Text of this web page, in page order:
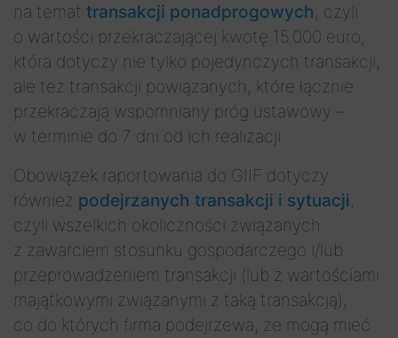
na temat transakcji ponadprogowych, czyli
o wartości przekraczającej kwotę 15.000 euro,
która dotyczy nie tylko pojedynczych transakcji,
ale też transakcji powiązanych, które łącznie
przekraczają wspomniany próg ustawowy –
w terminie do 7 dni od ich realizacji.
Obowiązek raportowania do GIIF dotyczy
również podejrzanych transakcji i sytuacji,
czyli wszelkich okoliczności związanych
z zawarciem stosunku gospodarczego i/lub
przeprowadzeniem transakcji (lub z wartościami
majątkowymi związanymi z taką transakcją),
co do których firma podejrzewa, że mogą mieć